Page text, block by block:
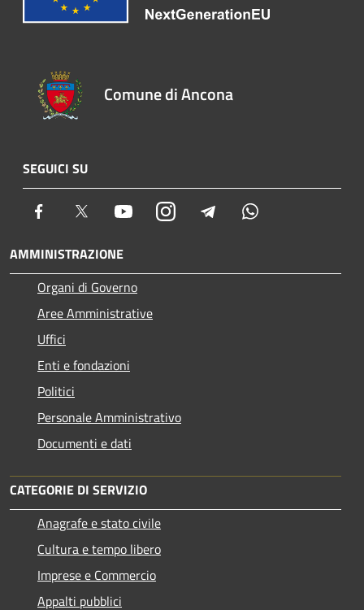
Comune di Ancona
SEGUICI SU
Facebook Twitter YoutubeInstagram Telegram
AMMINISTRAZIONE
Organi di Governo
Aree Amministrative
Uffici
Enti e fondazioni
Politici
Personale Amministrativo
Documenti e dati
CATEGORIE DI SERVIZIO
Anagrafe e stato civile
Cultura e tempo libero
Imprese e Commercio
Appalti pubblici